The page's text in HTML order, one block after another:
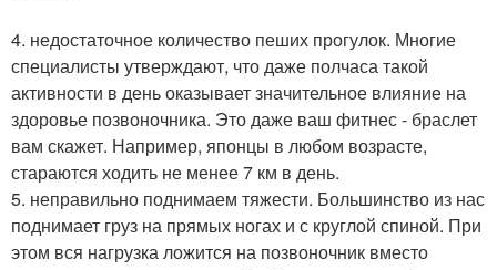
4. недостаточное количество пеших прогулок. Многие
специалисты утверждают, что даже полчаса такой
активности в день оказывает значительное влияние на
здоровье позвоночника. Это даже ваш фитнес - браслет
вам скажет. Например, японцы в любом возрасте,
стараются ходить не менее 7 км в день.
5. неправильно поднимаем тяжести. Большинство из нас
поднимает груз на прямых ногах и с круглой спиной. При
этом вся нагрузка ложится на позвоночник вместо